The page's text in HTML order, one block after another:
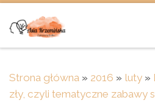
Skip to content
Strona główna » 2016 » luty »
zły, czyli tematyczne zabawy